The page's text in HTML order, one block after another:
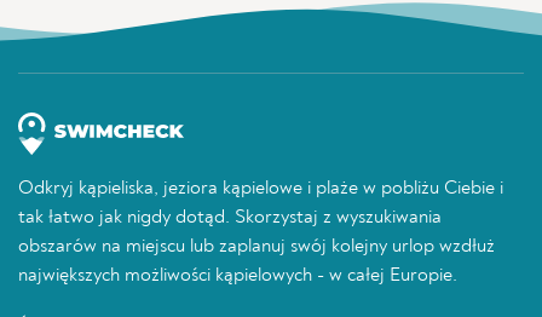
Odkryj kąpieliska, jeziora kąpielowe i plaże w pobliżu Ciebie i
tak łatwo jak nigdy dotąd. Skorzystaj z wyszukiwania
obszarów na miejscu lub zaplanuj swój kolejny urlop wzdłuż
największych możliwości kąpielowych - w całej Europie.